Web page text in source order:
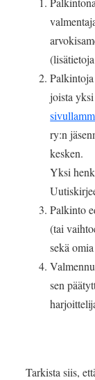
joista
ry:n
kesken.
Yksi
Palkinto
(tai
sekä
sen
Tarkista siis,